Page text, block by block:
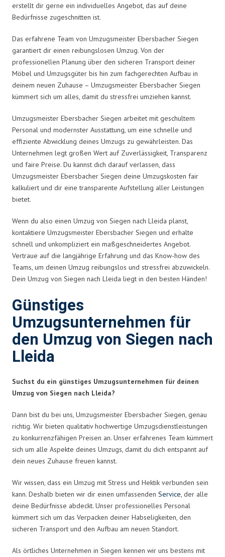
erstellt dir gerne ein individuelles Angebot, das auf deine
Bedürfnisse zugeschnitten ist.
Das erfahrene Team von Umzugsmeister Ebersbacher Siegen
garantiert dir einen reibungslosen Umzug. Von der
professionellen Planung über den sicheren Transport deiner
Möbel und Umzugsgüter bis hin zum fachgerechten Aufbau in
deinem neuen Zuhause – Umzugsmeister Ebersbacher Siegen
kümmert sich um alles, damit du stressfrei umziehen kannst.
Umzugsmeister Ebersbacher Siegen arbeitet mit geschultem
Personal und modernster Ausstattung, um eine schnelle und
effiziente Abwicklung deines Umzugs zu gewährleisten. Das
Unternehmen legt großen Wert auf Zuverlässigkeit, Transparenz
und faire Preise. Du kannst dich darauf verlassen, dass
Umzugsmeister Ebersbacher Siegen deine Umzugskosten fair
kalkuliert und dir eine transparente Aufstellung aller Leistungen
bietet.
Wenn du also einen Umzug von Siegen nach Lleida planst,
kontaktiere Umzugsmeister Ebersbacher Siegen und erhalte
schnell und unkompliziert ein maßgeschneidertes Angebot.
Vertraue auf die langjährige Erfahrung und das Know-how des
Teams, um deinen Umzug reibungslos und stressfrei abzuwickeln.
Dein Umzug von Siegen nach Lleida liegt in den besten Händen!
Günstiges
Umzugsunternehmen für
den Umzug von Siegen nach
Lleida
Suchst du ein günstiges Umzugsunternehmen für deinen
Umzug von Siegen nach Lleida?
Dann bist du bei uns, Umzugsmeister Ebersbacher Siegen, genau
richtig. Wir bieten qualitativ hochwertige Umzugsdienstleistungen
zu konkurrenzfähigen Preisen an. Unser erfahrenes Team kümmert
sich um alle Aspekte deines Umzugs, damit du dich entspannt auf
dein neues Zuhause freuen kannst.
Wir wissen, dass ein Umzug mit Stress und Hektik verbunden sein
kann. Deshalb bieten wir dir einen umfassenden Service, der alle
deine Bedürfnisse abdeckt. Unser professionelles Personal
kümmert sich um das Verpacken deiner Habseligkeiten, den
sicheren Transport und den Aufbau am neuen Standort.
Als örtliches Unternehmen in Siegen kennen wir uns bestens mit